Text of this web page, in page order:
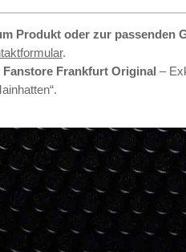
Produkt oder zur passenden
.
Frankfurt Original –